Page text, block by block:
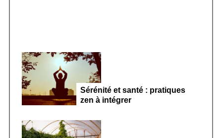
Sérénité et santé : pratiques
zen à intégrer